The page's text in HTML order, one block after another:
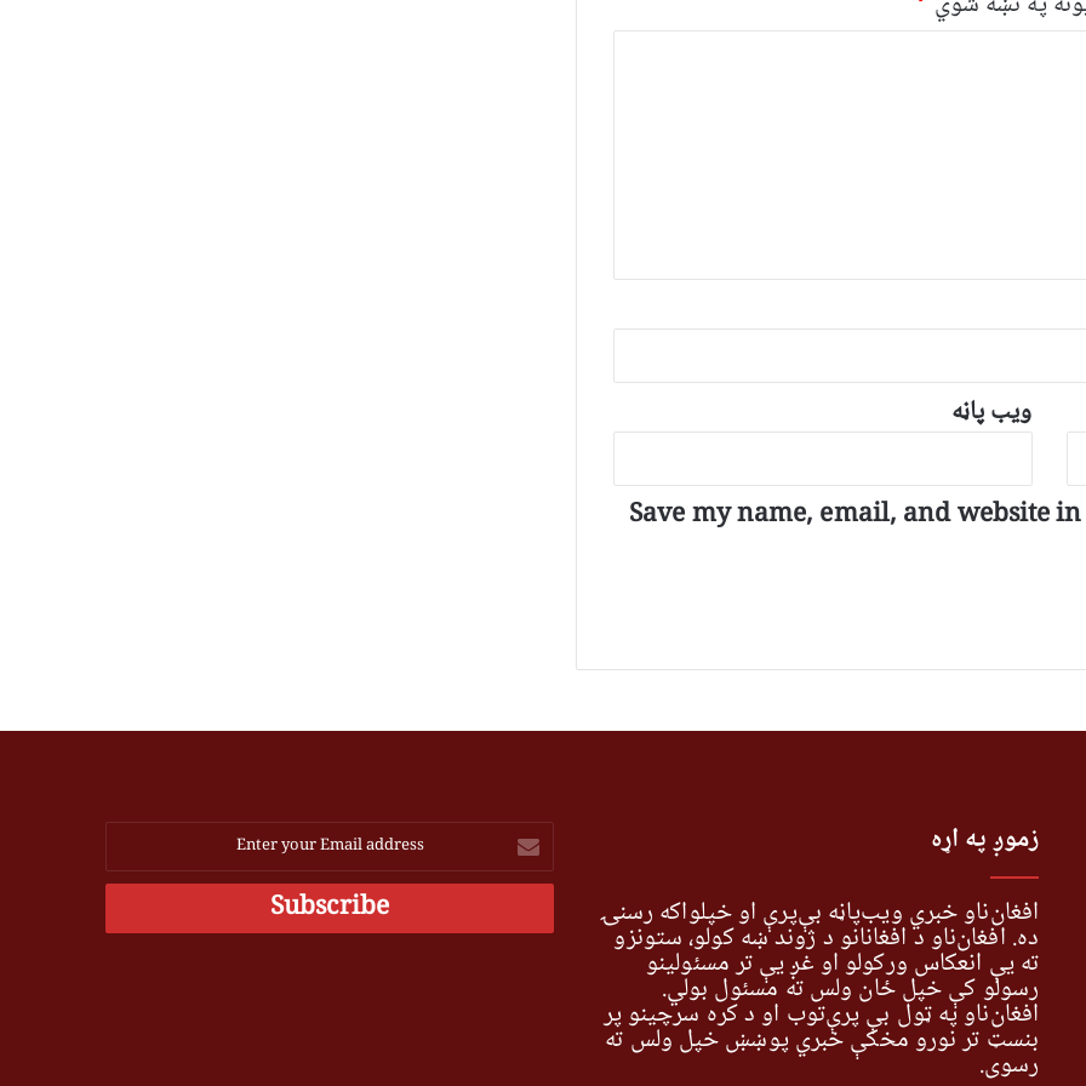
ویب پاڼه
Save my name, email, and website
زموږ په اړه
افغان‌ناو خبري ویب‌پاڼه بې‌پرې او خپلواکه رسنۍ
ده. افغان‌ناو د افغانانو د ژوند ښه کولو، ستونزو
ته یې انعکاس ورکولو او غږ یې تر مسئولینو
رسولو کې خپل ځان ولس ته مسئول بولي.
افغان‌ناو په ټول بې پرې‌توب او د کره سرچینو پر
بنسټ تر نورو مخکې خبري پوښښ خپل ولس ته
رسوي.
Enter
your
Email